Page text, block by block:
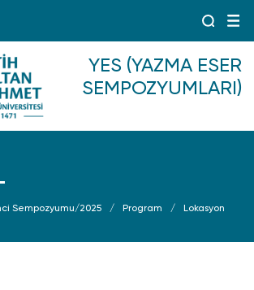
YES (YAZMA ESER
SEMPOZYUMLARI)
Sempozyumu/2025 Program Lokasyon